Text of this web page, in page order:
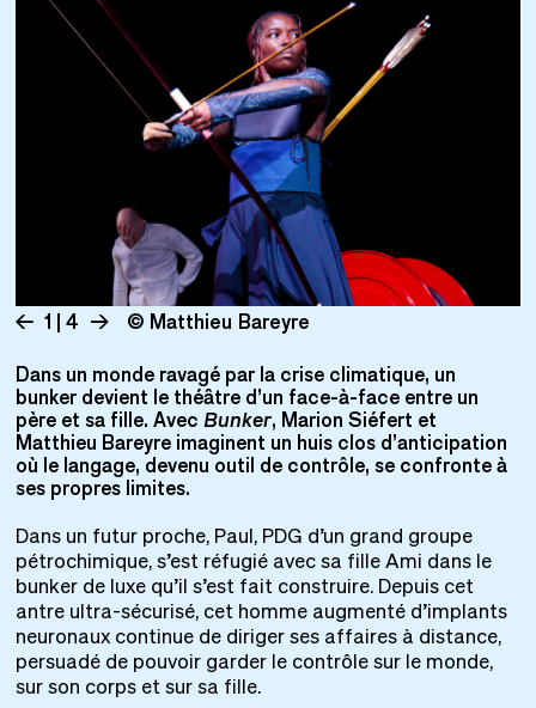
1 | 4 © Matthieu Bareyre
Dans un monde ravagé par la crise climatique, un
bunker devient le théâtre d’un face-à-face entre un
père et sa fille. Avec Bunker, Marion Siéfert et
Matthieu Bareyre imaginent un huis clos d’anticipation
où le langage, devenu outil de contrôle, se confronte à
ses propres limites.
Dans un futur proche, Paul, PDG d’un grand groupe
pétrochimique, s’est réfugié avec sa fille Ami dans le
bunker de luxe qu’il s’est fait construire. Depuis cet
antre ultra-sécurisé, cet homme augmenté d’implants
neuronaux continue de diriger ses affaires à distance,
persuadé de pouvoir garder le contrôle sur le monde,
sur son corps et sur sa fille.